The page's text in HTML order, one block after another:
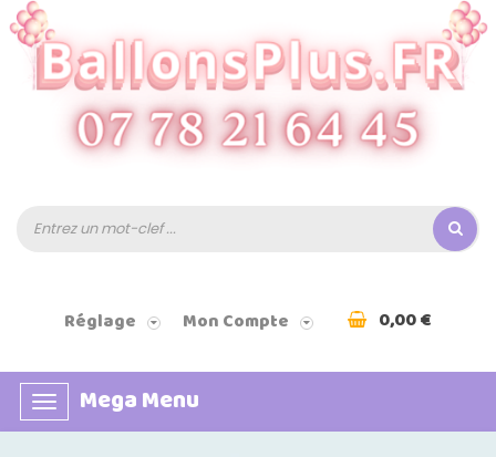
Réglage Mon Compte 0,00 €
Basculer
la
Mega Menu